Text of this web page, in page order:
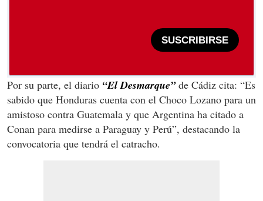
SUSCRIBIRSE
Por su parte, el diario “El Desmarque” de Cádiz cita: “Es
sabido que Honduras cuenta con el Choco Lozano para un
amistoso contra Guatemala y que Argentina ha citado a
Conan para medirse a Paraguay y Perú”, destacando la
convocatoria que tendrá el catracho.